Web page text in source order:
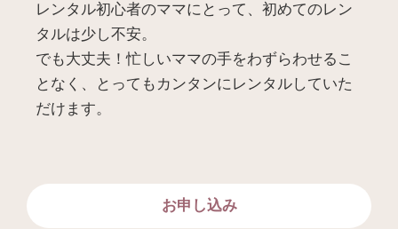
レンタル初心者のママにとって、初めてのレン
タルは少し不安。
でも大丈夫！忙しいママの手をわずらわせるこ
となく、とってもカンタンにレンタルしていた
だけます。
お申し込み